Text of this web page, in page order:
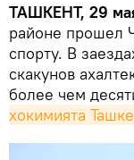
ТАШКЕНТ, 29
районе прошел
спорту. В
скакунов
более чем
хокимията